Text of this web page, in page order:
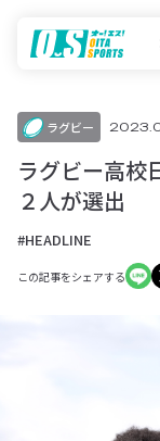
ラグビー
ラグビー高
２人が選出
#HEADLINE
この記事をシェアする